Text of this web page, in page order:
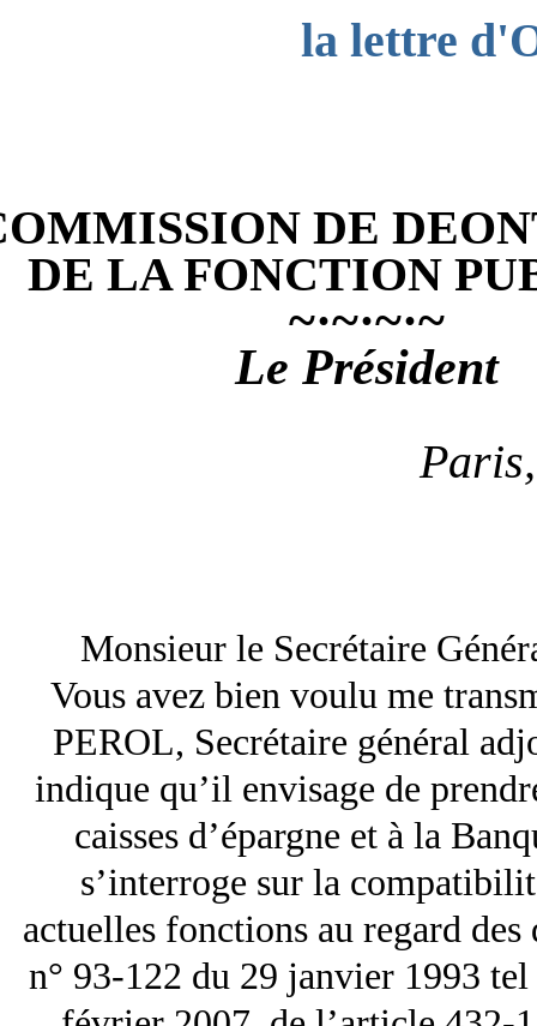
la lettre
DE
DE LA FONCTION
~·~·~·~
Le Président
Monsieur le Secrétaire
Vous avez bien voulu me
PEROL, Secrétaire général
indique qu’il envisage de
caisses d’épargne et à la
s’interroge sur la
actuelles fonctions au regard
n° 93-122 du 29 janvier 1993